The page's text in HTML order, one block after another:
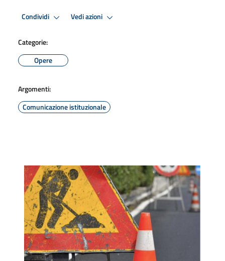
Condividi Vedi azioni
Categorie:
Opere
Argomenti:
Comunicazione istituzionale